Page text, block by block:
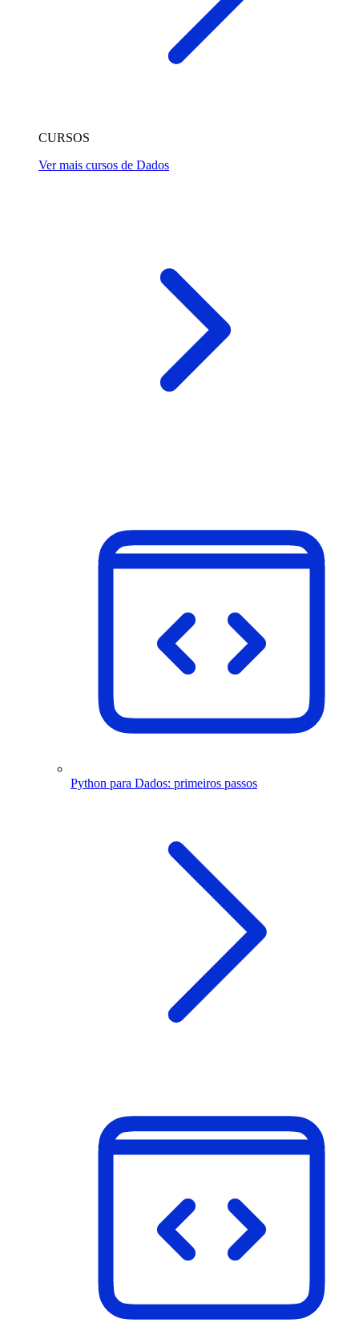
CURSOS
Ver mais cursos de Dados
Python para Dados: primeiros passos